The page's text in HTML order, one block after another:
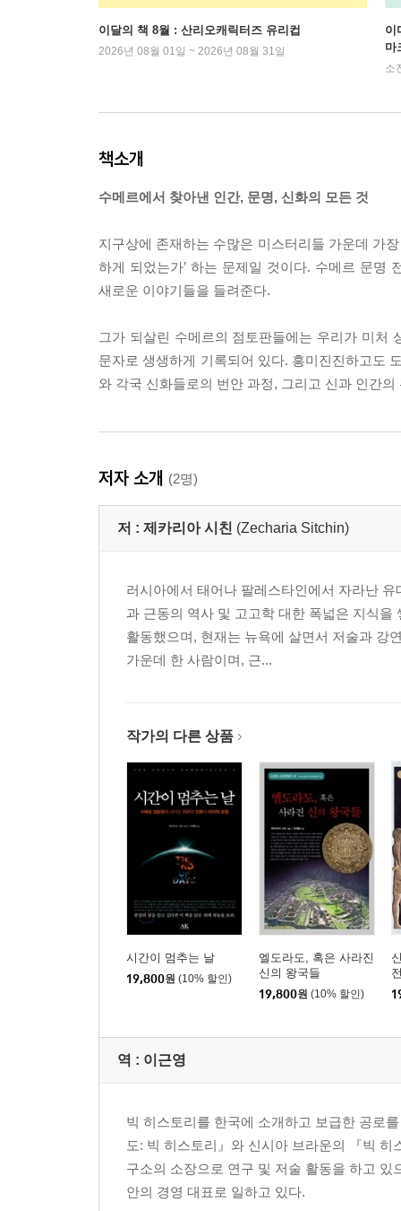
이달의 책 8월 : 산리오캐릭터즈 유리컵
2026년 08월 01일 ~ 2026년 08월 31일
이
마
소
책소개
수메르에서 찾아낸 인간, 문명, 신화의 모든 것
지구상에 존재하는 수많은 미스터리들 가운데 가
하게 되었는가’ 하는 문제일 것이다. 수메르 문명
새로운 이야기들을 들려준다.
그가 되살린 수메르의 점토판들에는 우리가 미처
문자로 생생하게 기록되어 있다. 흥미진진하고도
와 각국 신화들로의 번안 과정, 그리고 신과 인간
저자 소개 (2명)
저 : 제카리아 시친 (Zecharia Sitchin)
러시아에서 태어나 팔레스타인에서 자라난
과 근동의 역사 및 고고학 대한 폭넓은 지식
활동했으며, 현재는 뉴욕에 살면서 저술과 강
가운데 한 사람이며, 근...
작가의 다른 상품
시간이 멈추는 날
19,800원 (10% 할인)
엘도라도, 혹은 사라진
신의 왕국들
19,800원 (10% 할인)
역 : 이근영
빅 히스토리를 한국에 소개하고 보급한 공로
도: 빅 히스토리』와 신시아 브라운의 『빅
구소의 소장으로 연구 및 저술 활동을 하고
안의 경영 대표로 일하고 있다.